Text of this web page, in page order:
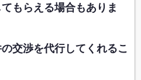
もらえる場合もありま
交渉を代行してくれるこ